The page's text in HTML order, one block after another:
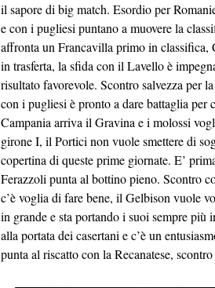
il sapore di big match. Esordio per
e con i pugliesi puntano a muovere la
affronta un Francavilla primo in
in trasferta, la sfida con il Lavello è
risultato favorevole. Scontro salvezza per
con i pugliesi è pronto a dare battaglia
Campania arriva il Gravina e i molossi
girone I, il Portici non vuole smettere di
copertina di queste prime giornate. E’
Ferazzoli punta al bottino pieno. Scontro
c’è voglia di fare bene, il Gelbison vuole
in grande e sta portando i suoi sempre più
alla portata dei casertani e c’è un
punta al riscatto con la Recanatese,